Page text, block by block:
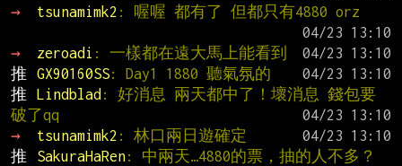
→
tsunamimk2 : 喔喔 都有了 但都只有4880 orz
→
zeroadi : 一樣都在遠大馬上能看到
推
GX90160SS: Day1 1880 聽氣氛的
推
Lindblad : 好消息 兩天都中了！壞消息 錢包要
破了qq
→
tsunamimk2 : 林口兩日遊確定
推
SakuraHaRen: 中兩天…4880的票，抽的人不多？